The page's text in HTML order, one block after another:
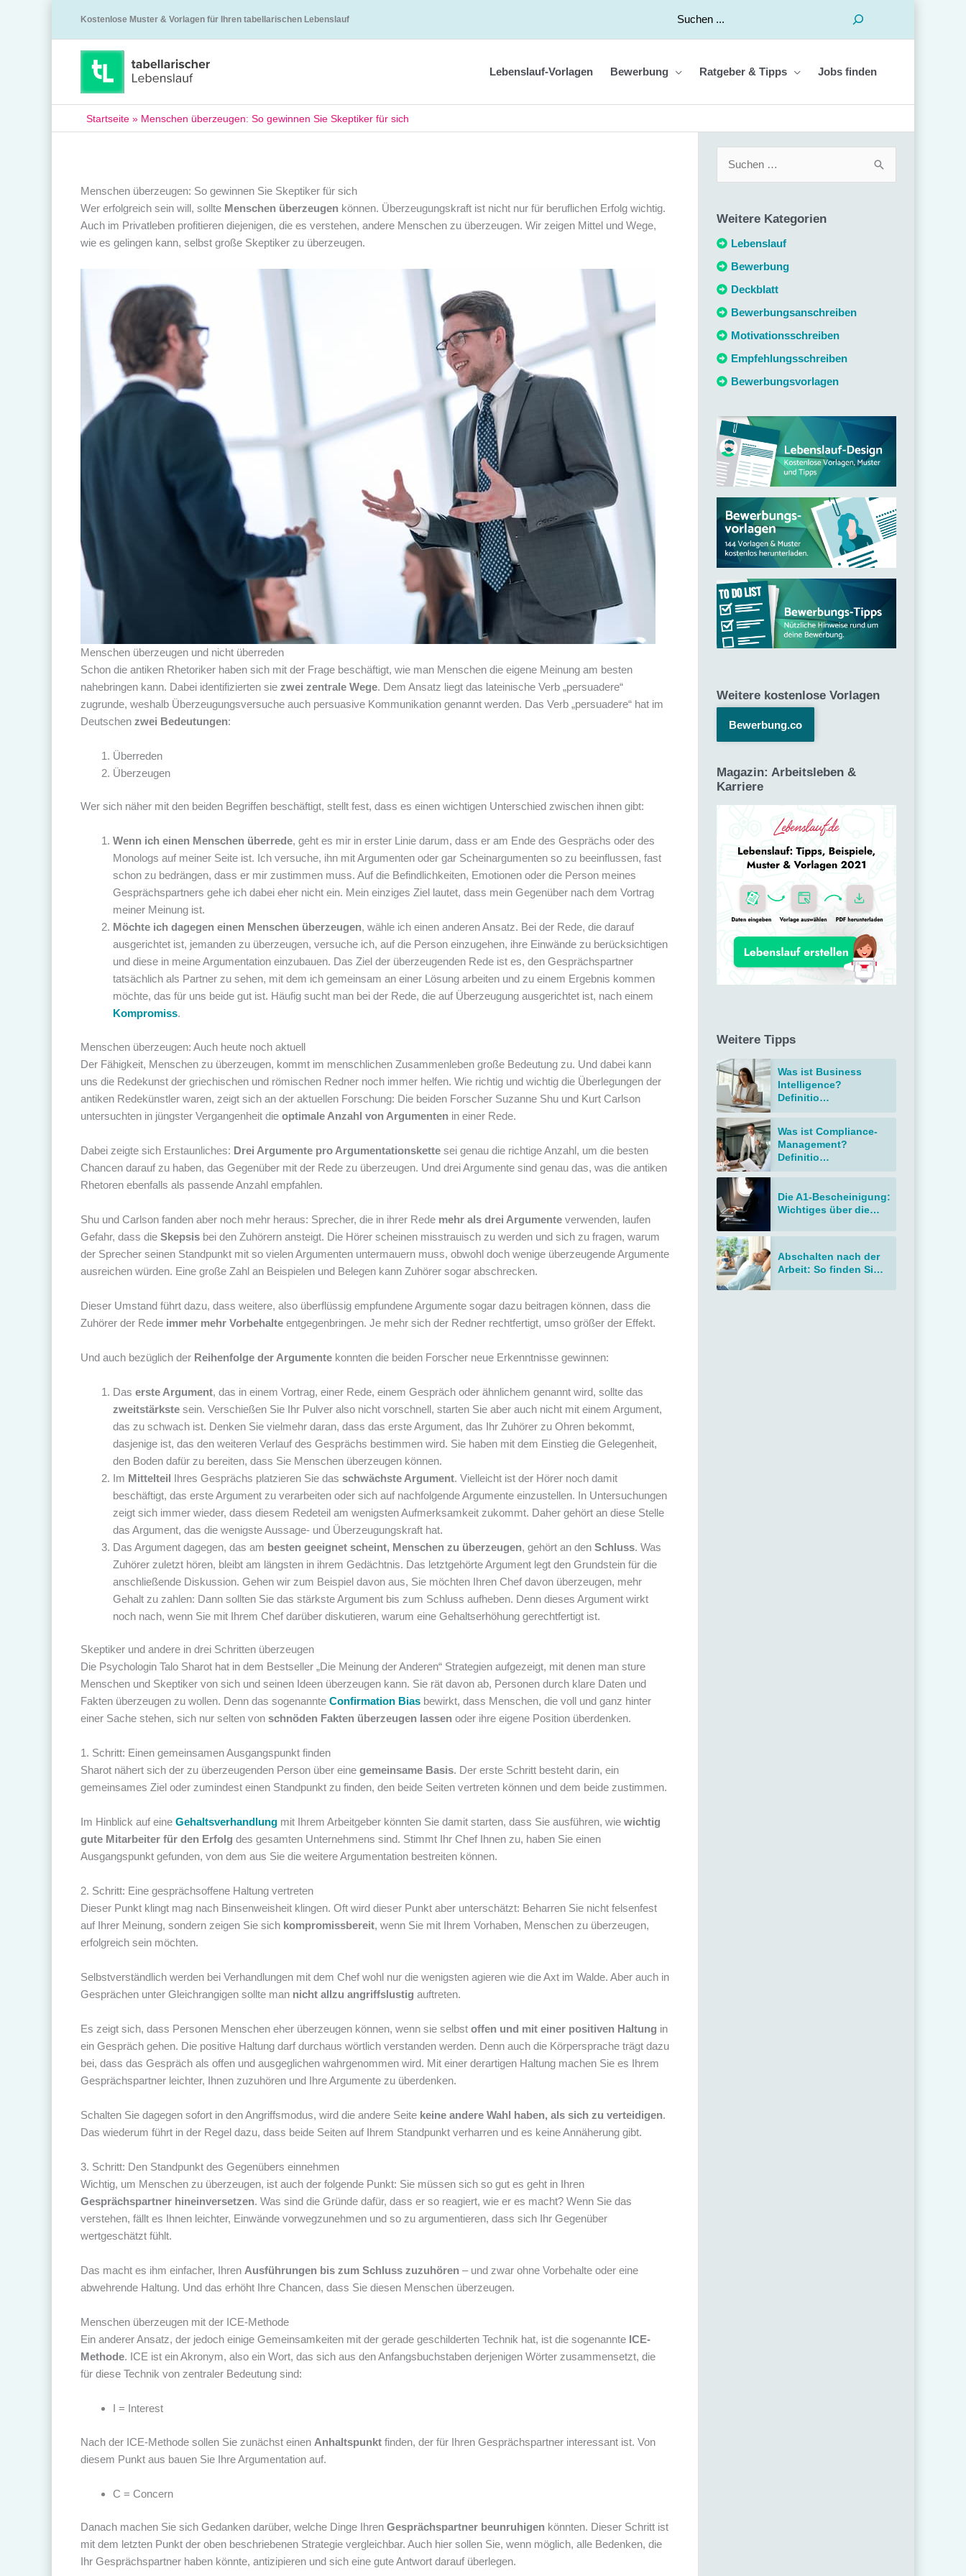
Kostenlose Muster & Vorlagen für Ihren tabellarischen Lebenslauf
Suchen
Lebenslauf-Vorlagen Bewerbung Ratgeber & Tipps Jobs finden
Startseite » Menschen überzeugen: So gewinnen Sie Skeptiker für sich
Menschen überzeugen: So gewinnen Sie Skeptiker für sich
Wer erfolgreich sein will, sollte Menschen überzeugen können. Überzeugungskraft ist nicht nur für beruflichen Erfolg wichtig.
Auch im Privatleben profitieren diejenigen, die es verstehen, andere Menschen zu überzeugen. Wir zeigen Mittel und Wege,
wie es gelingen kann, selbst große Skeptiker zu überzeugen.
Menschen überzeugen und nicht überreden
Schon die antiken Rhetoriker haben sich mit der Frage beschäftigt, wie man Menschen die eigene Meinung am besten
nahebringen kann. Dabei identifizierten sie zwei zentrale Wege. Dem Ansatz liegt das lateinische Verb „persuadere“
zugrunde, weshalb Überzeugungsversuche auch persuasive Kommunikation genannt werden. Das Verb „persuadere“ hat im
Deutschen zwei Bedeutungen:
Überreden
Überzeugen
Wer sich näher mit den beiden Begriffen beschäftigt, stellt fest, dass es einen wichtigen Unterschied zwischen ihnen gibt:
Wenn ich einen Menschen überrede, geht es mir in erster Linie darum, dass er am Ende des Gesprächs oder des
Monologs auf meiner Seite ist. Ich versuche, ihn mit Argumenten oder gar Scheinargumenten so zu beeinflussen, fast
schon zu bedrängen, dass er mir zustimmen muss. Auf die Befindlichkeiten, Emotionen oder die Person meines
Gesprächspartners gehe ich dabei eher nicht ein. Mein einziges Ziel lautet, dass mein Gegenüber nach dem Vortrag
meiner Meinung ist.
Möchte ich dagegen einen Menschen überzeugen, wähle ich einen anderen Ansatz. Bei der Rede, die darauf
ausgerichtet ist, jemanden zu überzeugen, versuche ich, auf die Person einzugehen, ihre Einwände zu berücksichtigen
und diese in meine Argumentation einzubauen. Das Ziel der überzeugenden Rede ist es, den Gesprächspartner
tatsächlich als Partner zu sehen, mit dem ich gemeinsam an einer Lösung arbeiten und zu einem Ergebnis kommen
möchte, das für uns beide gut ist. Häufig sucht man bei der Rede, die auf Überzeugung ausgerichtet ist, nach einem
Kompromiss.
Menschen überzeugen: Auch heute noch aktuell
Der Fähigkeit, Menschen zu überzeugen, kommt im menschlichen Zusammenleben große Bedeutung zu. Und dabei kann
uns die Redekunst der griechischen und römischen Redner noch immer helfen. Wie richtig und wichtig die Überlegungen der
antiken Redekünstler waren, zeigt sich an der aktuellen Forschung: Die beiden Forscher Suzanne Shu und Kurt Carlson
untersuchten in jüngster Vergangenheit die optimale Anzahl von Argumenten in einer Rede.
Dabei zeigte sich Erstaunliches: Drei Argumente pro Argumentationskette sei genau die richtige Anzahl, um die besten
Chancen darauf zu haben, das Gegenüber mit der Rede zu überzeugen. Und drei Argumente sind genau das, was die antiken
Rhetoren ebenfalls als passende Anzahl empfahlen.
Shu und Carlson fanden aber noch mehr heraus: Sprecher, die in ihrer Rede mehr als drei Argumente verwenden, laufen
Gefahr, dass die Skepsis bei den Zuhörern ansteigt. Die Hörer scheinen misstrauisch zu werden und sich zu fragen, warum
der Sprecher seinen Standpunkt mit so vielen Argumenten untermauern muss, obwohl doch wenige überzeugende Argumente
ausreichen würden. Eine große Zahl an Beispielen und Belegen kann Zuhörer sogar abschrecken.
Dieser Umstand führt dazu, dass weitere, also überflüssig empfundene Argumente sogar dazu beitragen können, dass die
Zuhörer der Rede immer mehr Vorbehalte entgegenbringen. Je mehr sich der Redner rechtfertigt, umso größer der Effekt.
Und auch bezüglich der Reihenfolge der Argumente konnten die beiden Forscher neue Erkenntnisse gewinnen:
Das erste Argument, das in einem Vortrag, einer Rede, einem Gespräch oder ähnlichem genannt wird, sollte das
zweitstärkste sein. Verschießen Sie Ihr Pulver also nicht vorschnell, starten Sie aber auch nicht mit einem Argument,
das zu schwach ist. Denken Sie vielmehr daran, dass das erste Argument, das Ihr Zuhörer zu Ohren bekommt,
dasjenige ist, das den weiteren Verlauf des Gesprächs bestimmen wird. Sie haben mit dem Einstieg die Gelegenheit,
den Boden dafür zu bereiten, dass Sie Menschen überzeugen können.
Im Mittelteil Ihres Gesprächs platzieren Sie das schwächste Argument. Vielleicht ist der Hörer noch damit
beschäftigt, das erste Argument zu verarbeiten oder sich auf nachfolgende Argumente einzustellen. In Untersuchungen
zeigt sich immer wieder, dass diesem Redeteil am wenigsten Aufmerksamkeit zukommt. Daher gehört an diese Stelle
das Argument, das die wenigste Aussage- und Überzeugungskraft hat.
Das Argument dagegen, das am besten geeignet scheint, Menschen zu überzeugen, gehört an den Schluss. Was
Zuhörer zuletzt hören, bleibt am längsten in ihrem Gedächtnis. Das letztgehörte Argument legt den Grundstein für die
anschließende Diskussion. Gehen wir zum Beispiel davon aus, Sie möchten Ihren Chef davon überzeugen, mehr
Gehalt zu zahlen: Dann sollten Sie das stärkste Argument bis zum Schluss aufheben. Denn dieses Argument wirkt
noch nach, wenn Sie mit Ihrem Chef darüber diskutieren, warum eine Gehaltserhöhung gerechtfertigt ist.
Skeptiker und andere in drei Schritten überzeugen
Die Psychologin Talo Sharot hat in dem Bestseller „Die Meinung der Anderen“ Strategien aufgezeigt, mit denen man sture
Menschen und Skeptiker von sich und seinen Ideen überzeugen kann. Sie rät davon ab, Personen durch klare Daten und
Fakten überzeugen zu wollen. Denn das sogenannte Confirmation Bias bewirkt, dass Menschen, die voll und ganz hinter
einer Sache stehen, sich nur selten von schnöden Fakten überzeugen lassen oder ihre eigene Position überdenken.
1. Schritt: Einen gemeinsamen Ausgangspunkt finden
Sharot nähert sich der zu überzeugenden Person über eine gemeinsame Basis. Der erste Schritt besteht darin, ein
gemeinsames Ziel oder zumindest einen Standpunkt zu finden, den beide Seiten vertreten können und dem beide zustimmen.
Im Hinblick auf eine Gehaltsverhandlung mit Ihrem Arbeitgeber könnten Sie damit starten, dass Sie ausführen, wie wichtig
gute Mitarbeiter für den Erfolg des gesamten Unternehmens sind. Stimmt Ihr Chef Ihnen zu, haben Sie einen
Ausgangspunkt gefunden, von dem aus Sie die weitere Argumentation bestreiten können.
2. Schritt: Eine gesprächsoffene Haltung vertreten
Dieser Punkt klingt mag nach Binsenweisheit klingen. Oft wird dieser Punkt aber unterschätzt: Beharren Sie nicht felsenfest
auf Ihrer Meinung, sondern zeigen Sie sich kompromissbereit, wenn Sie mit Ihrem Vorhaben, Menschen zu überzeugen,
erfolgreich sein möchten.
Selbstverständlich werden bei Verhandlungen mit dem Chef wohl nur die wenigsten agieren wie die Axt im Walde. Aber auch in
Gesprächen unter Gleichrangigen sollte man nicht allzu angriffslustig auftreten.
Es zeigt sich, dass Personen Menschen eher überzeugen können, wenn sie selbst offen und mit einer positiven Haltung in
ein Gespräch gehen. Die positive Haltung darf durchaus wörtlich verstanden werden. Denn auch die Körpersprache trägt dazu
bei, dass das Gespräch als offen und ausgeglichen wahrgenommen wird. Mit einer derartigen Haltung machen Sie es Ihrem
Gesprächspartner leichter, Ihnen zuzuhören und Ihre Argumente zu überdenken.
Schalten Sie dagegen sofort in den Angriffsmodus, wird die andere Seite keine andere Wahl haben, als sich zu verteidigen.
Das wiederum führt in der Regel dazu, dass beide Seiten auf Ihrem Standpunkt verharren und es keine Annäherung gibt.
3. Schritt: Den Standpunkt des Gegenübers einnehmen
Wichtig, um Menschen zu überzeugen, ist auch der folgende Punkt: Sie müssen sich so gut es geht in Ihren
Gesprächspartner hineinversetzen. Was sind die Gründe dafür, dass er so reagiert, wie er es macht? Wenn Sie das
verstehen, fällt es Ihnen leichter, Einwände vorwegzunehmen und so zu argumentieren, dass sich Ihr Gegenüber
wertgeschätzt fühlt.
Das macht es ihm einfacher, Ihren Ausführungen bis zum Schluss zuzuhören – und zwar ohne Vorbehalte oder eine
abwehrende Haltung. Und das erhöht Ihre Chancen, dass Sie diesen Menschen überzeugen.
Menschen überzeugen mit der ICE-Methode
Ein anderer Ansatz, der jedoch einige Gemeinsamkeiten mit der gerade geschilderten Technik hat, ist die sogenannte ICE-
Methode. ICE ist ein Akronym, also ein Wort, das sich aus den Anfangsbuchstaben derjenigen Wörter zusammensetzt, die
für diese Technik von zentraler Bedeutung sind:
I = Interest
Nach der ICE-Methode sollen Sie zunächst einen Anhaltspunkt finden, der für Ihren Gesprächspartner interessant ist. Von
diesem Punkt aus bauen Sie Ihre Argumentation auf.
C = Concern
Danach machen Sie sich Gedanken darüber, welche Dinge Ihren Gesprächspartner beunruhigen könnten. Dieser Schritt ist
mit dem letzten Punkt der oben beschriebenen Strategie vergleichbar. Auch hier sollen Sie, wenn möglich, alle Bedenken, die
Ihr Gesprächspartner haben könnte, antizipieren und sich eine gute Antwort darauf überlegen.
h
e
n
n
a
c
h
Weitere Kategorien
Lebenslauf
Bewerbung
Deckblatt
Bewerbungsanschreiben
Motivationsschreiben
Empfehlungsschreiben
Bewerbungsvorlagen
Weitere kostenlose Vorlagen
Bewerbung.co
Magazin: Arbeitsleben &
Karriere
Weitere Tipps
Was ist Business
Intelligence?
Definitio…
Was ist Compliance-
Management?
Definitio…
Die A1-Bescheinigung:
Wichtiges über die…
Abschalten nach der
Arbeit: So finden Si…